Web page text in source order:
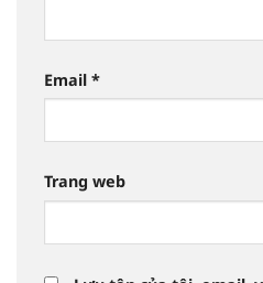
Email *
Trang web